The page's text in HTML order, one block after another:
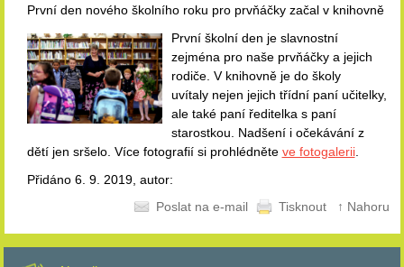
První den nového školního roku pro prvňáčky začal v knihovně
První školní den je slavnostní
zejména pro naše prvňáčky a jejich
rodiče. V knihovně je do školy
uvítaly nejen jejich třídní paní učitelky,
ale také paní ředitelka s paní
starostkou. Nadšení i očekávání z
dětí jen sršelo. Více fotografií si prohlédněte ve fotogalerii.
Přidáno 6. 9. 2019, autor:
Poslat na e-mail
Tisknout ↑ Nahoru